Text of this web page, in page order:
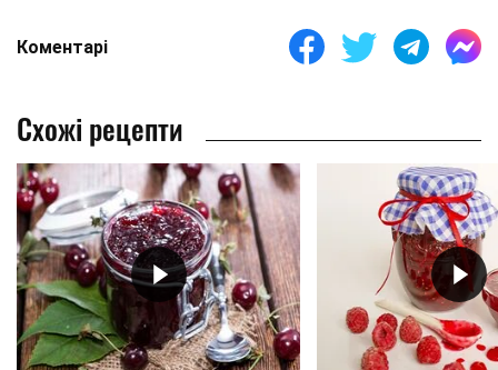
Коментарі
Схожі рецепти